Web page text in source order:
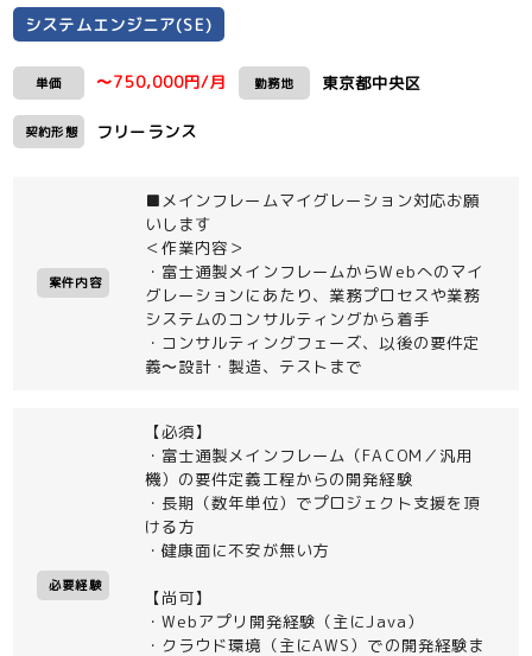
システムエンジニア(SE)
単価 〜750,000円/月 勤務地 東京都中央区
契約形態 フリーランス
案件内容
■メインフレームマイグレーション対応お願
いします
＜作業内容＞
・富士通製メインフレームからWebへのマイ
グレーションにあたり、業務プロセスや業務
システムのコンサルティングから着手
・コンサルティングフェーズ、以後の要件定
義〜設計・製造、テストまで
必要経験
【必須】
・富士通製メインフレーム（FACOM／汎用
機）の要件定義工程からの開発経験
・長期（数年単位）でプロジェクト支援を頂
ける方
・健康面に不安が無い方
【尚可】
・Webアプリ開発経験（主にJava）
・クラウド環境（主にAWS）での開発経験ま